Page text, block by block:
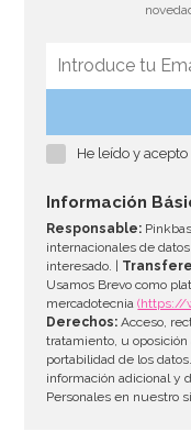
Stand con Ondas
He leído y
Información
Responsable:
internacionales de datos
interesado. |
Usamos Brevo como
mercadotecnia(https://
Derechos: Acceso,
tratamiento, u
portabilidad de los datos.
información adicional y
Personales en nuestro